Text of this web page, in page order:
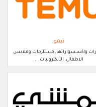
تيمو
واكسسواراتها, مستلزمات وملابس
الاطفال, الألكترونيات, ..